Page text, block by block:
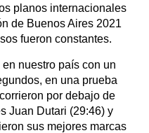
planos internacionales
de Buenos Aires 2021
fueron constantes.
nuestro país con un
en una prueba
por debajo de
Juan Dutari (29:46) y
sus mejores marcas